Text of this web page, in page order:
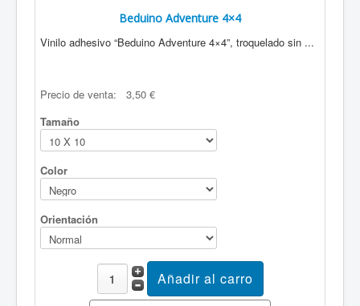
Beduino Adventure 4×4
Vinilo adhesivo “Beduino Adventure 4×4”, troquelado sin ...
Precio de venta:
3,50 €
Tamaño
Color
Orientación